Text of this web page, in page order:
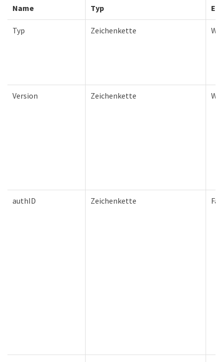
Name Typ
Typ Zeichenkette
Version Zeichenkette
authID Zeichenkette